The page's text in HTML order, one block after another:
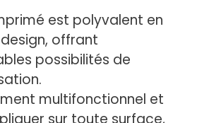
est polyvalent en
offrant
possibilités de
multifonctionnel et